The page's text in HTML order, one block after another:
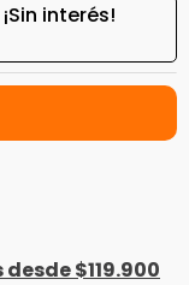
interés!
$119.900